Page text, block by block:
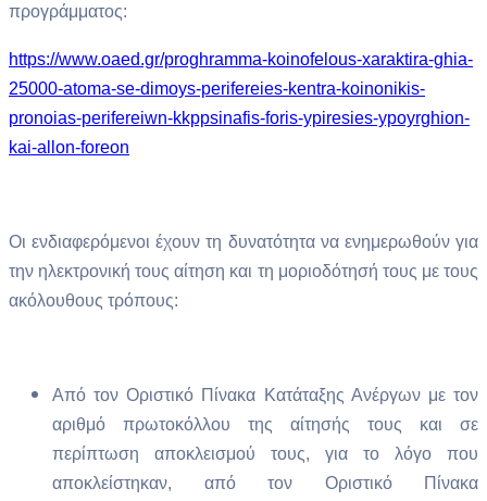
προγράμματος:
https://www.oaed.gr/proghramma-koinofelous-xaraktira-ghia-
25000-atoma-se-dimoys-perifereies-kentra-koinonikis-
pronoias-perifereiwn-kkppsinafis-foris-ypiresies-ypoyrghion-
kai-allon-foreon
Οι ενδιαφερόμενοι έχουν τη δυνατότητα να ενημερωθούν για
την ηλεκτρονική τους αίτηση και τη μοριοδότησή τους με τους
ακόλουθους τρόπους:
Από τον Οριστικό Πίνακα Κατάταξης Ανέργων με τον
αριθμό πρωτοκόλλου της αίτησής τους και σε
περίπτωση αποκλεισμού τους, για το λόγο που
αποκλείστηκαν, από τον Οριστικό Πίνακα